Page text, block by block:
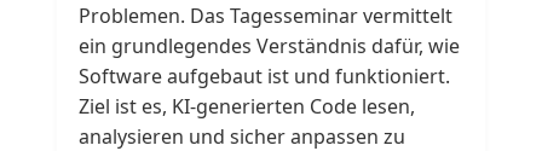
Problemen. Das Tagesseminar vermittelt
ein grundlegendes Verständnis dafür, wie
Software aufgebaut ist und funktioniert.
Ziel ist es, KI-generierten Code lesen,
analysieren und sicher anpassen zu